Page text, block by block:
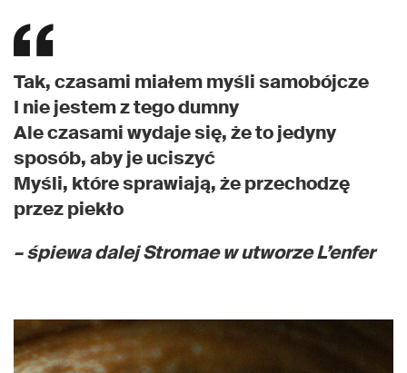
Tak, czasami miałem myśli samobójcze
I nie jestem z tego dumny
Ale czasami wydaje się, że to jedyny
sposób, aby je uciszyć
Myśli, które sprawiają, że przechodzę
przez piekło
– śpiewa dalej Stromae w utworzeL’enfer